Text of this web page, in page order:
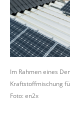
Im Rahmen eines
Kraftstoffmischung
Foto: en2x